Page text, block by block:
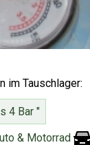
im Tauschlager:
4 Bar "
& Motorrad